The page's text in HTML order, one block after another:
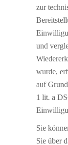
zur
und
wurde,
auf
1 lit. a
Sie
Sie über